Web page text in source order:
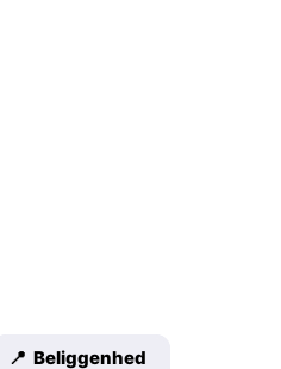
📍 Beliggenhed